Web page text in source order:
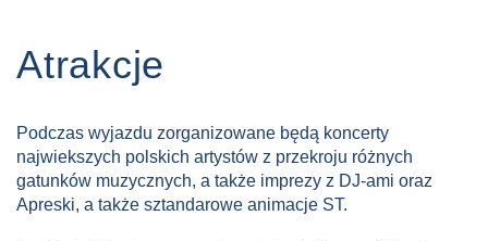
Atrakcje
Podczas wyjazdu zorganizowane będą koncerty
najwiekszych polskich artystów z przekroju różnych
gatunków muzycznych, a także imprezy z DJ-ami oraz
Apreski, a także sztandarowe animacje ST.